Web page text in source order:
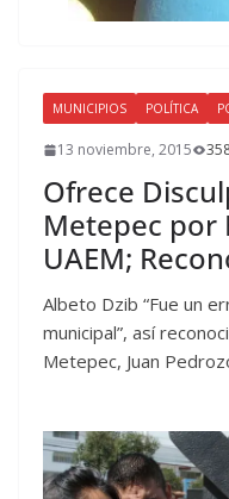
MUNICIPIOS POLÍTICA
13 noviembre, 2015
Ofrece
Metepec por
UAEM;
Albeto Dzib “Fue un
municipal”, así
Metepec, Juan